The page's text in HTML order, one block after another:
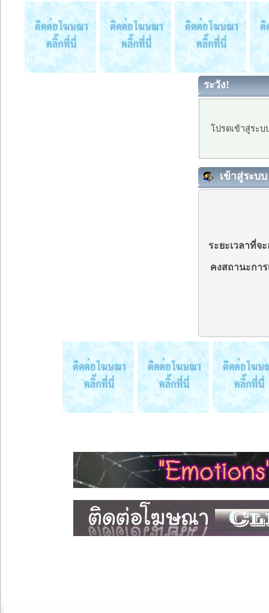
ระวัง!
โปรดเข้าสู่ระ
เข้าสู่ระบบ
ระยะเวลาที่จ
คงสถานะกา